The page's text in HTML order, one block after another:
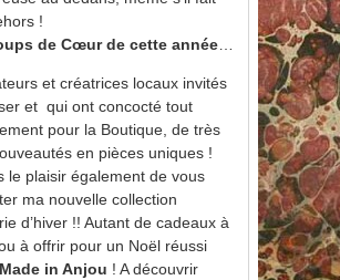
!
de Cœur de cette année
et créatrices locaux invités
et qui ont concocté tout
pour la Boutique, de très
en pièces uniques !
le plaisir également de vous
ma nouvelle collection
d’hiver !! Autant de cadeaux à
à offrir pour un Noël réussi
in Anjou ! A découvrir